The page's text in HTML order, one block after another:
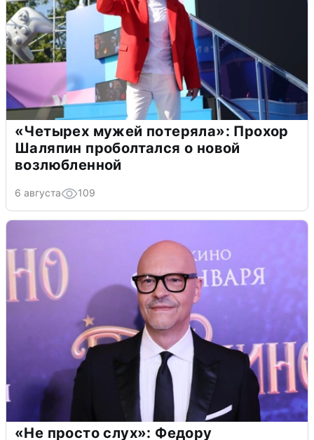
«Четырех мужей потеряла»: Прохор
Шаляпин проболтался о новой
возлюбленной
6 августа 109
«Не просто слух»: Федору